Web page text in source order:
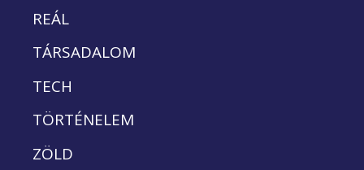
REÁL
TÁRSADALOM
TECH
TÖRTÉNELEM
ZÖLD